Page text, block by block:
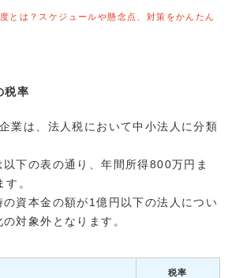
とは？スケジュールや懸念点、対策をかんたん
税率
業は、法人税において中小法人に分類
下の表の通り、年間所得800万円ま
。
の資本金の額が1億円以下の法人につい
対象外となります。
税率